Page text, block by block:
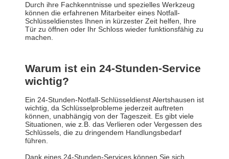
Durch ihre Fachkenntnisse und spezielles Werkzeug
können die erfahrenen Mitarbeiter eines Notfall-
Schlüsseldienstes Ihnen in kürzester Zeit helfen, Ihre
Tür zu öffnen oder Ihr Schloss wieder funktionsfähig zu
machen.
Warum ist ein 24-Stunden-Service
wichtig?
Ein 24-Stunden-Notfall-Schlüsseldienst Alertshausen ist
wichtig, da Schlüsselprobleme jederzeit auftreten
können, unabhängig von der Tageszeit. Es gibt viele
Situationen, wie z.B. das Verlieren oder Vergessen des
Schlüssels, die zu dringendem Handlungsbedarf
führen.
Dank eines 24-Stunden-Services können Sie sich